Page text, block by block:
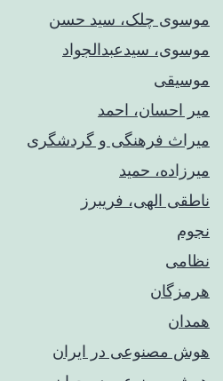
موسوی چلک، سید حسن
موسوی، سیدعبدالجواد
موسیقی
میر احسان، احمد
میراث فرهنگی و گردشگری
میرزاده، حمید
ناطقی الهی، فریبرز
نجوم
نظامی
هرمزگان
همدان
هوش مصنوعی در ایران